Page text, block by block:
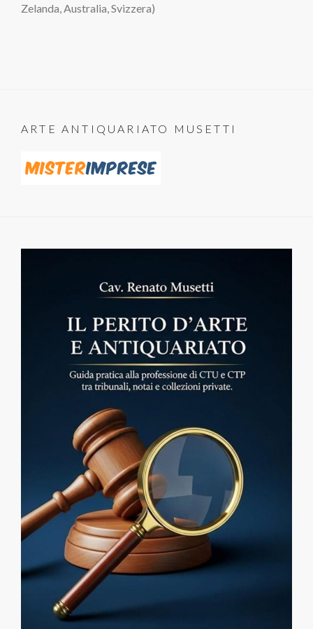
Zelanda, Australia, Svizzera)
ARTE ANTIQUARIATO MUSETTI